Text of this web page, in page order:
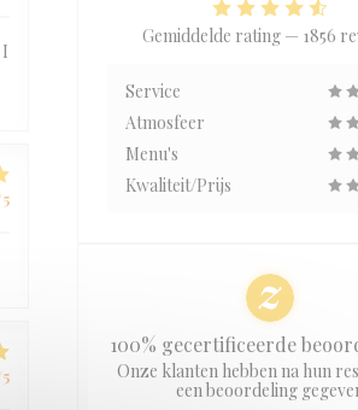
Gemiddelde rating — 1856
Service
Atmosfeer
Menu's
Kwaliteit/Prijs
100% gecertificeerde
Onze klanten hebben na hun
een beoordeling